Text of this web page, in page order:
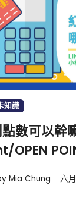
知識
數可以幹
OPEN
？
Mia Chung 六